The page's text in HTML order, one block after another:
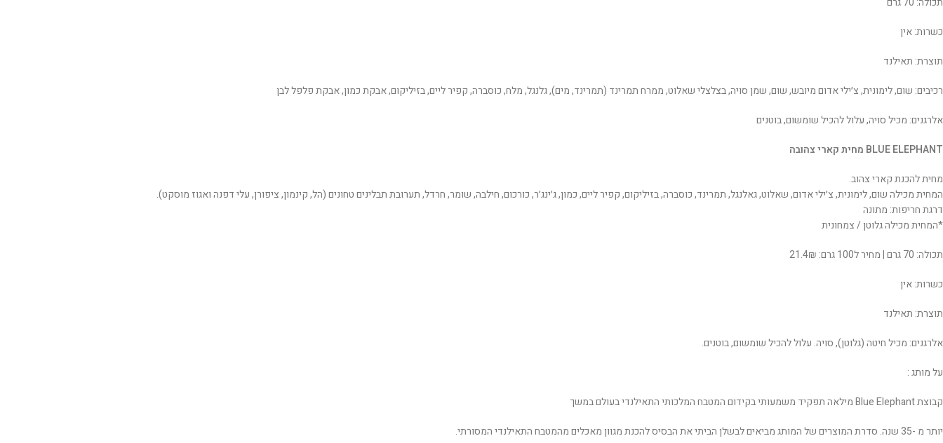
כשרות: אין
תוצרת: תאילנד
רכיבים: שום, לימונית, צ׳ילי אדום מיובש, שום, שמן סויה, בצלצלי שאלוט, ממרח תמרינד (תמרינד, מים), גלנגל, מלח, כוסברה, קפיר ליים, בזיליקום, אבקת כמון, אבקת פלפל לבן
אלרגנים: מכיל סויה, עלול להכיל שומשום, בוטנים
BLUE ELEPHANT מחית קארי צהובה
מחית להכנת קארי צהוב.
המחית מכילה שום, לימונית, צ׳ילי אדום, שאלוט, גאלנגל, תמרינד, כוסברה, בזיליקום, קפיר ליים, כמון, ג׳ינג׳ר, כורכום, חילבה, שומר, חרדל, תערובת תבלינים טחונים (הל, קינמון, ציפורן, עלי דפנה ואגוז מוסקט).
דרגת חריפות: מתונה
*המחית מכילה גלוטן / צמחונית
תכולה: 70 גרם | מחיר ל100 גרם: 21.4₪
כשרות: אין
תוצרת: תאילנד
אלרגנים: מכיל חיטה (גלוטן), סויה. עלול להכיל שומשום, בוטנים.
על מותג :
קבוצת Blue Elephant מילאה תפקיד משמעותי בקידום המטבח המלכותי התאילנדי בעולם במשך
יותר מ -35 שנה. סדרת המוצרים של המותג מביאים לבשלן הביתי את הבסיס להכנת מגוון מאכלים מהמטבח התאילנדי המסורתי.